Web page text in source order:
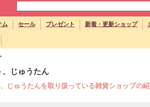
ム セール プレゼント 新着・更新ショップ
、じゅうたん
じゅうたんを取り扱っている雑貨ショップの